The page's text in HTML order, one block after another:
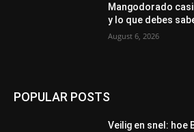
Mangodorado
y lo que debes
August 6, 2026
POPULAR POSTS
Veilig en snel: hoe